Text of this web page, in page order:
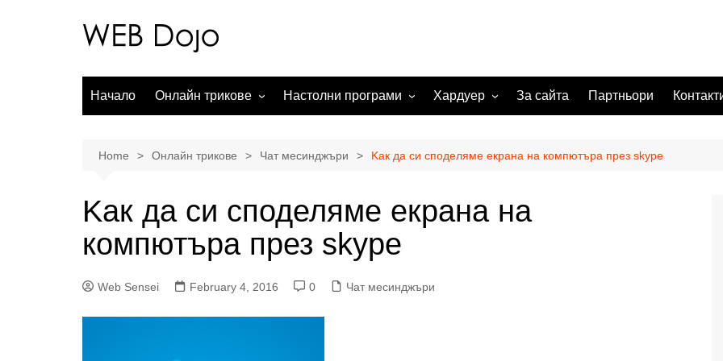
Начало Онлайн трикове
Социални мрежи
Електронна търговия
WordPress
Онлайн карти
Видео услуги
Мобилни приложения
Настолни програми
Офис пакети
Аудио приложения
Хардуер
Мрежи
За сайта Партньори
Home Онлайн трикове Чат месинджъри Kак да си споделяме екрана на компютъра през skype
Kак да си споделяме екрана на
компютъра през skype
Web Sensei February 4, 2016 0 Чат месинджъри